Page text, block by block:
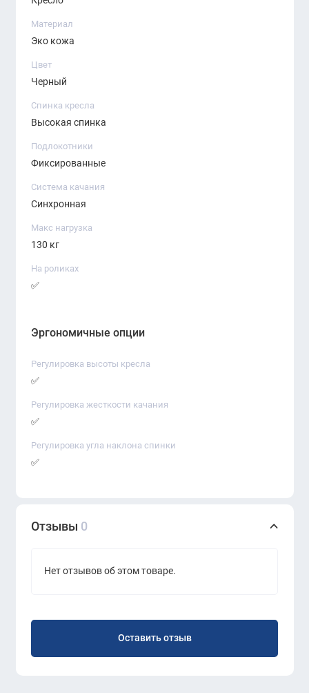
Материал
Эко кожа
Цвет
Черный
Спинка кресла
Высокая спинка
Подлокотники
Фиксированные
Система качания
Синхронная
Макс нагрузка
130 кг
На роликах
✅
Эргономичные опции
Регулировка высоты кресла
✅
Регулировка жесткости качания
✅
Регулировка угла наклона спинки
✅
Отзывы 0
Нет отзывов об этом товаре.
Оставить отзыв